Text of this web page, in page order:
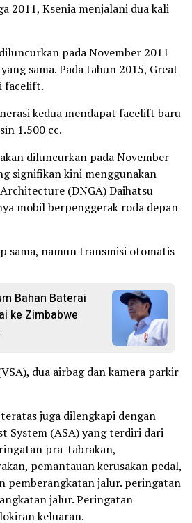
2011, Ksenia menjalani dua kali
pada November 2011
sama. Pada tahun 2015, Great
facelift.
kedua mendapat facelift baru
1.500 cc.
diluncurkan pada November
signifikan kini menggunakan
(DNGA) Daihatsu
mobil berpenggerak roda depan
sama, namun transmisi otomatis
Bahan Baterai
ke Zimbabwe
dua airbag dan kamera parkir
juga dilengkapi dengan
System (ASA) yang terdiri dari
pra-tabrakan,
pemantauan kerusakan pedal,
pemberangkatan jalur. peringatan
jalur. Peringatan
keluaran.